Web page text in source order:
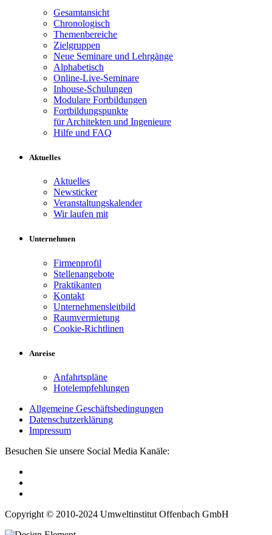
Gesamtansicht
Chronologisch
Themenbereiche
Zielgruppen
Neue Seminare und Lehrgänge
Alphabetisch
Online-Live-Seminare
Inhouse-Schulungen
Modulare Fortbildungen
Fortbildungspunkte
für Architekten und Ingenieure
Hilfe und FAQ
Aktuelles
Aktuelles
Newsticker
Veranstaltungskalender
Wir laufen mit
Unternehmen
Firmenprofil
Stellenangebote
Praktikanten
Kontakt
Unternehmensleitbild
Raumvermietung
Cookie-Richtlinen
Anreise
Anfahrtspläne
Hotelempfehlungen
Allgemeine Geschäftsbedingungen
Datenschutzerklärung
Impressum
Besuchen Sie unsere Social Media Kanäle:
Copyright © 2010-2024 Umweltinstitut Offenbach GmbH